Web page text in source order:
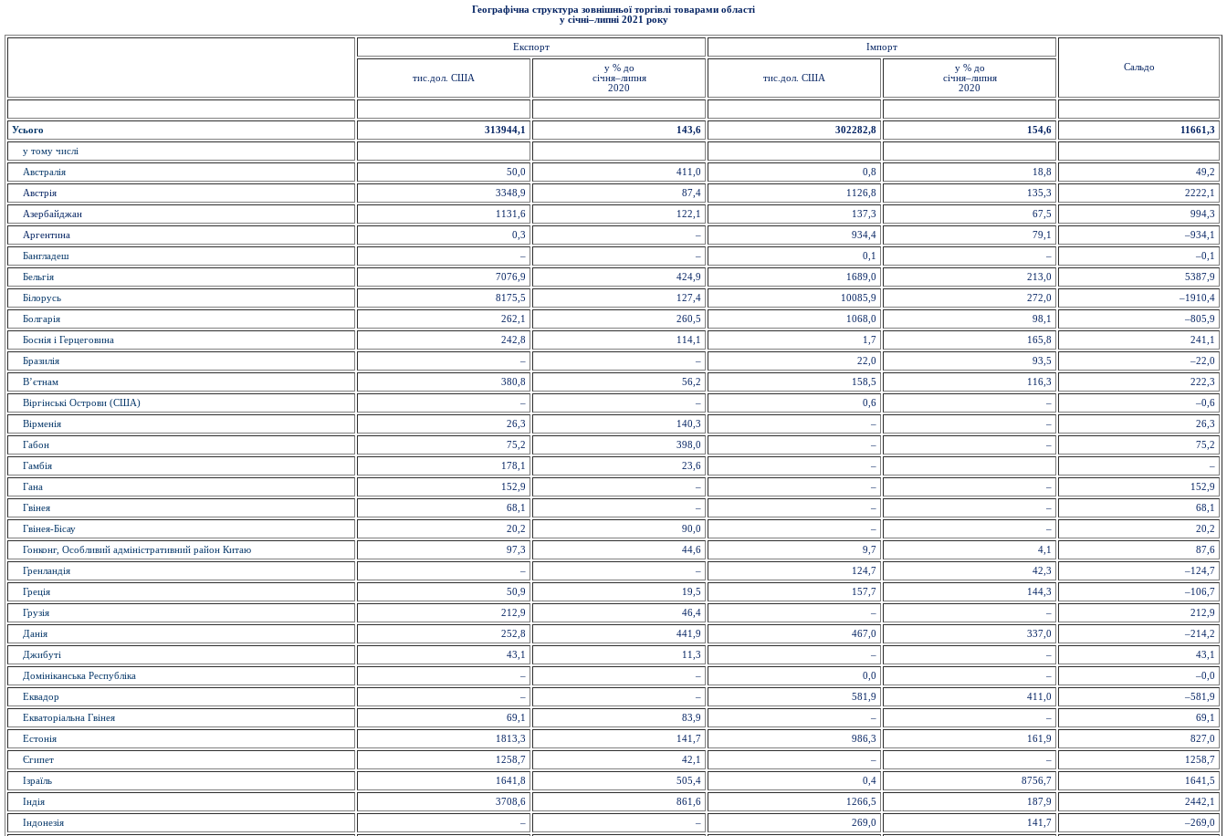
Географічна структура зовнішньої торгівлі товарами області
у січні–липні 2021 року
Експорт
Імпорт
Сальдо
тис.дол. США
у % до
січня–липня
2020
тис.дол. США
у % до
січня–липня
2020
Усього 313944,1 143,6 302282,8 154,6 11661,3
у тому числі
Австралія 50,0 411,0 0,8 18,8 49,2
Австрія 3348,9 87,4 1126,8 135,3 2222,1
Азербайджан 1131,6 122,1 137,3 67,5 994,3
Аргентина 0,3 – 934,4 79,1 –934,1
Бангладеш – – 0,1 – –0,1
Бельгія 7076,9 424,9 1689,0 213,0 5387,9
Білорусь 8175,5 127,4 10085,9 272,0 –1910,4
Болгарія 262,1 260,5 1068,0 98,1 –805,9
Боснія і Герцеговина 242,8 114,1 1,7 165,8 241,1
Бразилія – – 22,0 93,5 –22,0
В’єтнам 380,8 56,2 158,5 116,3 222,3
Віргінські Острови (США) – – 0,6 – –0,6
Вірменія 26,3 140,3 – – 26,3
Габон 75,2 398,0 – – 75,2
Гамбія 178,1 23,6 – –
Гана 152,9 – – – 152,9
Гвінея 68,1 – – – 68,1
Гвінея-Бісау 20,2 90,0 – – 20,2
Гонконг, Особливий адміністративний район Китаю 97,3 44,6 9,7 4,1 87,6
Гренландія – – 124,7 42,3 –124,7
Греція 50,9 19,5 157,7 144,3 –106,7
Грузія 212,9 46,4 – – 212,9
Данія 252,8 441,9 467,0 337,0 –214,2
Джибуті 43,1 11,3 – – 43,1
Домініканська Республіка – – 0,0 – –0,0
Еквадор – – 581,9 411,0 –581,9
Екваторіальна Гвінея 69,1 83,9 – – 69,1
Естонія 1813,3 141,7 986,3 161,9 827,0
Єгипет 1258,7 42,1 – – 1258,7
Ізраїль 1641,8 505,4 0,4 8756,7 1641,5
Індія 3708,6 861,6 1266,5 187,9 2442,1
Індонезія – – 269,0 141,7 –269,0